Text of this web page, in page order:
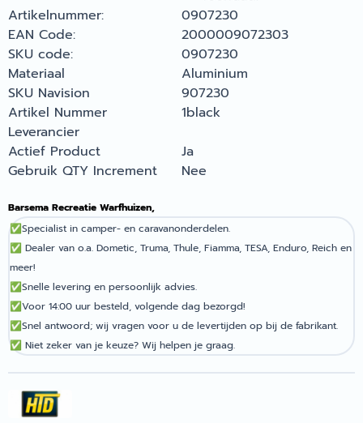
Artikelnummer:
0907230
EAN Code:
2000009072303
SKU code:
0907230
Materiaal
Aluminium
SKU Navision
907230
Artikel Nummer
Leverancier
1black
Actief Product
Ja
Gebruik QTY Increment
Nee
Barsema Recreatie Warfhuizen,
✅Specialist in camper- en caravanonderdelen.
✅ Dealer van o.a. Dometic, Truma, Thule, Fiamma, TESA, Enduro, Reich en
meer!
✅Snelle levering en persoonlijk advies.
✅Voor 14:00 uur besteld, volgende dag bezorgd!
✅Snel antwoord; wij vragen voor u de levertijden op bij de fabrikant.
✅ Niet zeker van je keuze? Wij helpen je graag.